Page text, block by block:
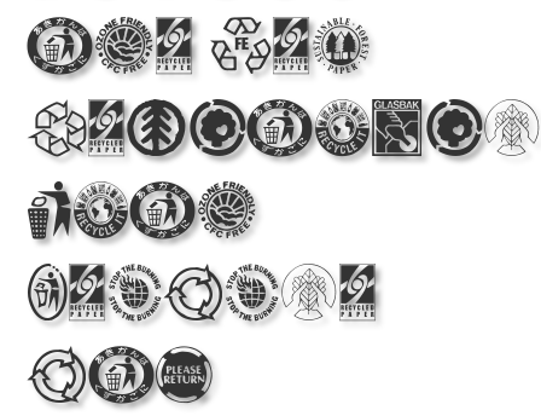
the Web
Beautiful
with
Recycle
It!